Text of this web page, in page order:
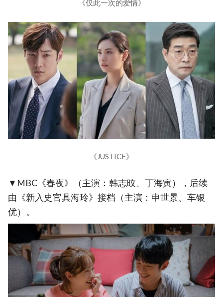
《仅此一次的爱情》
《JUSTICE》
▼MBC《春夜》（主演：韩志旼、丁海寅），后续
由《新入史官具海玲》接档（主演：申世景、车银
优）。